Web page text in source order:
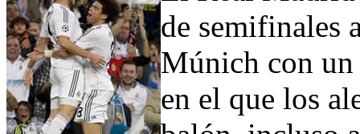
de semifinales
Múnich con un
en el que los